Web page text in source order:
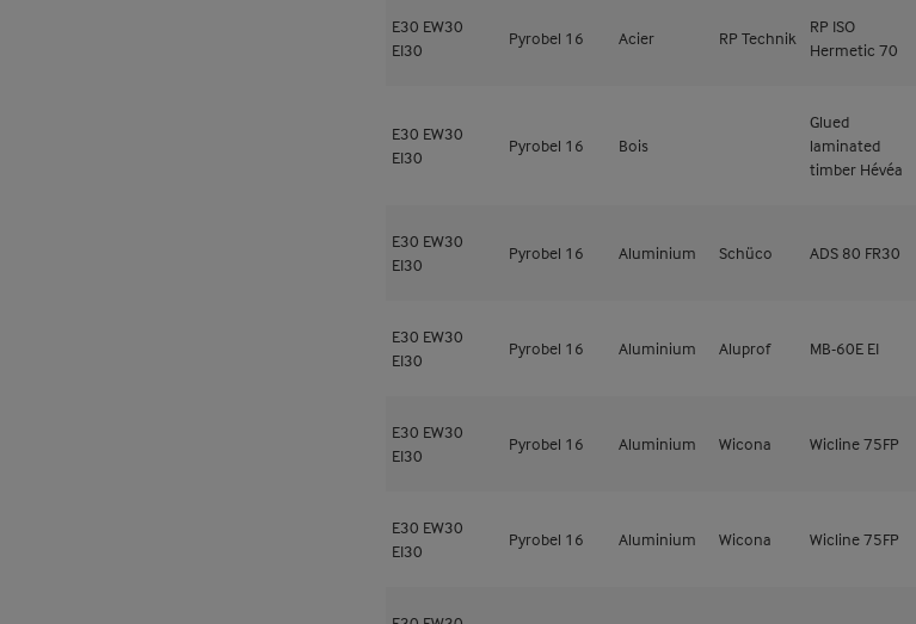
E30 EW30
EI30
Pyrobel 16 Acier RP Technik
RP ISO
Hermetic 70
E30 EW30
EI30
Pyrobel 16 Bois
Glued
laminated
timber Hévéa
E30 EW30
EI30
Pyrobel 16 Aluminium Schüco ADS 80 FR30
E30 EW30
EI30
Pyrobel 16 Aluminium Aluprof MB-60E EI
E30 EW30
EI30
Pyrobel 16 Aluminium Wicona Wicline 75FP
E30 EW30
EI30
Pyrobel 16 Aluminium Wicona Wicline 75FP